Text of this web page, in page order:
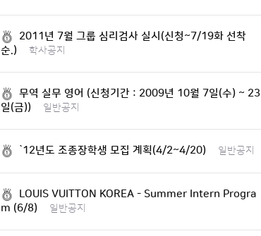
2011년 7월 그룹 심리검사 실시(신청~7/19화 선착
순.)
학사공지
무역 실무 영어 (신청기간 : 2009년 10월 7일(수) ~ 23
일(금))
일반공지
`12년도 조종장학생 모집 계획(4/2~4/20) 일반공지
LOUIS VUITTON KOREA - Summer Intern Progra
m (6/8)
일반공지